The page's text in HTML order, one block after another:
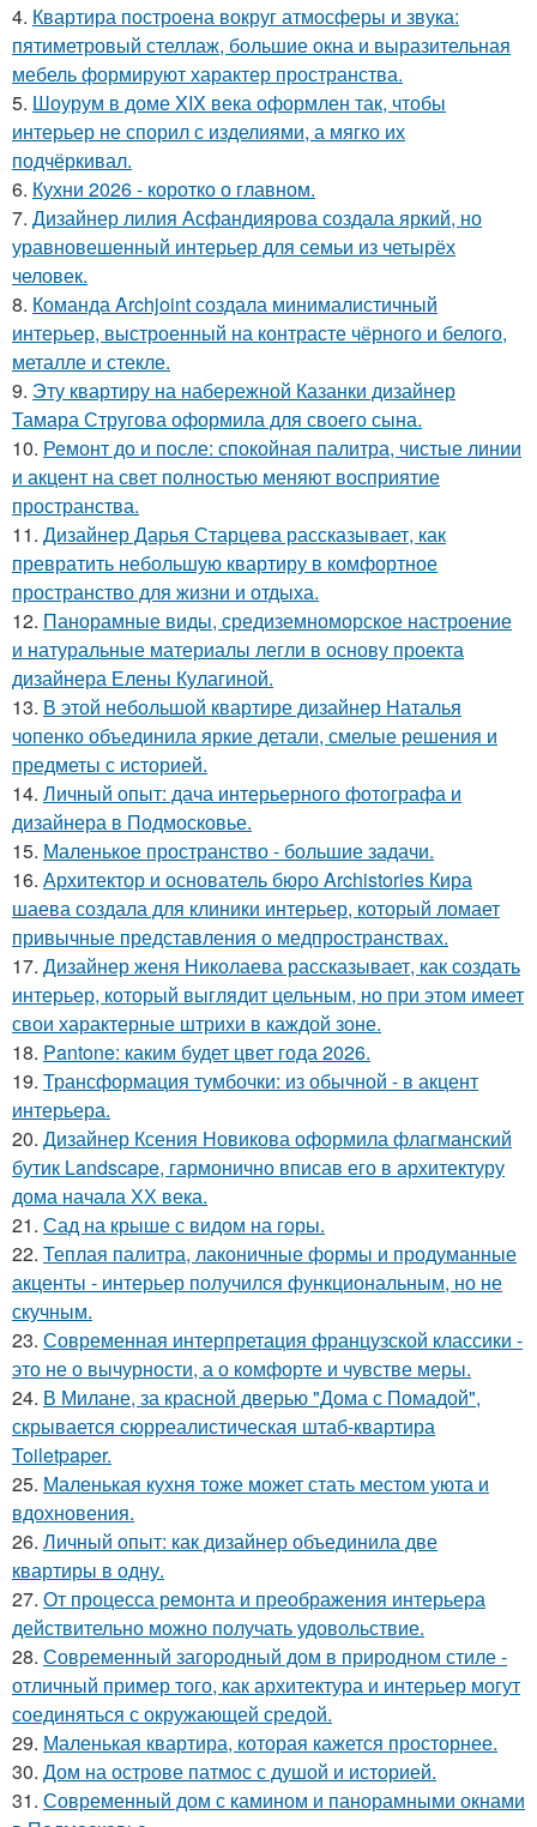
4. Квартира построена вокруг атмосферы и звука:
пятиметровый стеллаж, большие окна и выразительная
мебель формируют характер пространства.
5. Шоурум в доме XIX века оформлен так, чтобы
интерьер не спорил с изделиями, а мягко их
подчёркивал.
6. Кухни 2026 - коротко о главном.
7. Дизайнер лилия Асфандиярова создала яркий, но
уравновешенный интерьер для семьи из четырёх
человек.
8. Команда Archjoint создала минималистичный
интерьер, выстроенный на контрасте чёрного и белого,
металле и стекле.
9. Эту квартиру на набережной Казанки дизайнер
Тамара Стругова оформила для своего сына.
10. Ремонт до и после: спокойная палитра, чистые линии
и акцент на свет полностью меняют восприятие
пространства.
11. Дизайнер Дарья Старцева рассказывает, как
превратить небольшую квартиру в комфортное
пространство для жизни и отдыха.
12. Панорамные виды, средиземноморское настроение
и натуральные материалы легли в основу проекта
дизайнера Елены Кулагиной.
13. В этой небольшой квартире дизайнер Наталья
чопенко объединила яркие детали, смелые решения и
предметы с историей.
14. Личный опыт: дача интерьерного фотографа и
дизайнера в Подмосковье.
15. Маленькое пространство - большие задачи.
16. Архитектор и основатель бюро Archistories Кира
шаева создала для клиники интерьер, который ломает
привычные представления о медпространствах.
17. Дизайнер женя Николаева рассказывает, как создать
интерьер, который выглядит цельным, но при этом имеет
свои характерные штрихи в каждой зоне.
18. Pantone: каким будет цвет года 2026.
19. Трансформация тумбочки: из обычной - в акцент
интерьера.
20. Дизайнер Ксения Новикова оформила флагманский
бутик Landscape, гармонично вписав его в архитектуру
дома начала ХХ века.
21. Сад на крыше с видом на горы.
22. Теплая палитра, лаконичные формы и продуманные
акценты - интерьер получился функциональным, но не
скучным.
23. Современная интерпретация французской классики -
это не о вычурности, а о комфорте и чувстве меры.
24. В Милане, за красной дверью "Дома с Помадой",
скрывается сюрреалистическая штаб-квартира
Toiletpaper.
25. Маленькая кухня тоже может стать местом уюта и
вдохновения.
26. Личный опыт: как дизайнер объединила две
квартиры в одну.
27. От процесса ремонта и преображения интерьера
действительно можно получать удовольствие.
28. Современный загородный дом в природном стиле -
отличный пример того, как архитектура и интерьер могут
соединяться с окружающей средой.
29. Маленькая квартира, которая кажется просторнее.
30. Дом на острове патмос с душой и историей.
31. Современный дом с камином и панорамными окнами